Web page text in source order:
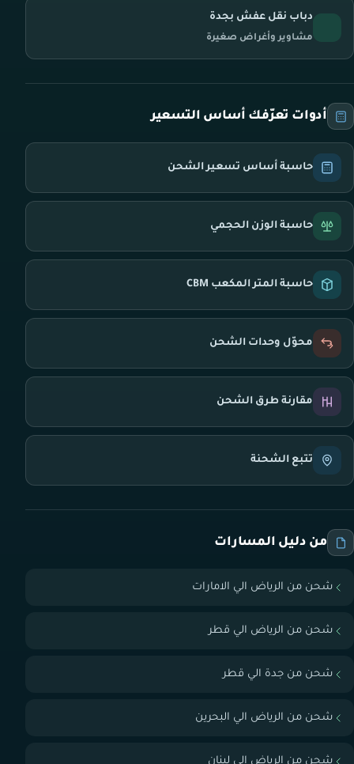
دباب نقل عفش بجدة
مشاوير وأغراض صغيرة
أدوات تعرّفك أساس التسعير
حاسبة أساس تسعير الشحن
حاسبة الوزن الحجمي
حاسبة المتر المكعب CBM
محوّل وحدات الشحن
مقارنة طرق الشحن
تتبع الشحنة
من دليل المسارات
شحن من الرياض الي الامارات
شحن من الرياض الي قطر
شحن من جدة الي قطر
شحن من الرياض الي البحرين
شحن من الرياض الي لبنان